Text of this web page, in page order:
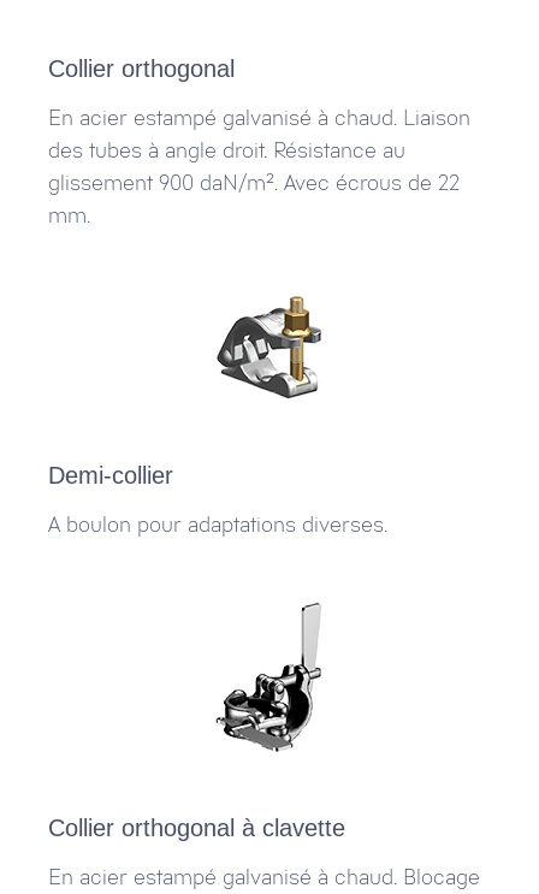
Collier orthogonal
En acier estampé galvanisé à chaud. Liaison
des tubes à angle droit. Résistance au
glissement 900 daN/m². Avec écrous de 22
mm.
Demi-collier
A boulon pour adaptations diverses.
Collier orthogonal à clavette
En acier estampé galvanisé à chaud. Blocage